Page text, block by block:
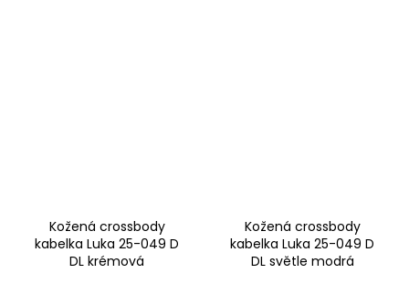
Kožená crossbody
kabelka Luka 25-049 D
DL krémová
Kožená crossbody
kabelka Luka 25-049 D
DL světle modrá